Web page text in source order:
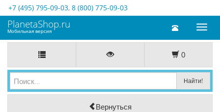
+7 (495) 795-09-03, 8 (800) 775-09-03
Toggle
PlanetaShop.ru
Мобильная версия
0
Вернуться